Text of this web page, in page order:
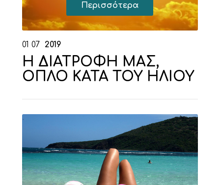
Περισσότερα
01 07 2019
Η ΔΙΑΤΡΟΦΗ ΜΑΣ,
ΟΠΛΟ ΚΑΤΑ ΤΟΥ ΗΛΙΟΥ